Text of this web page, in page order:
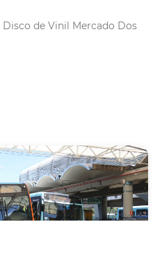
Disco de Vinil
Mercado Dos